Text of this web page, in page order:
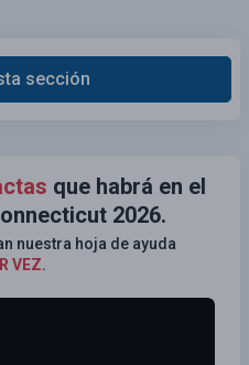
sección
que habrá en el
2026.
nuestra hoja de ayuda
VEZ.